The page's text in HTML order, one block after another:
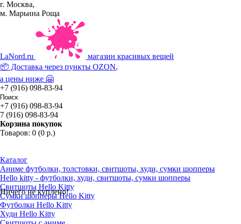
г. Москва,
м. Марьина Роща
LaNord.ru
магазин красивых вещей
📦 Доставка через пункты OZON,
а цены ниже 🤗
+7 (916) 098-83-94
+7 (916) 098-83-94
7 (916) 098-83-94
Корзина покупок
Товаров: 0 (0 р.)
Ничего не куплено!
Каталог
Аниме футболки, толстовки, свитшоты, худи, сумки шопперы
Hello kitty - футболки, худи, свитшоты, сумки шопперы
Свитшоты Hello Kitty
Сумки шопперы Hello Kitty
Футболки Hello Kitty
Худи Hello Kitty